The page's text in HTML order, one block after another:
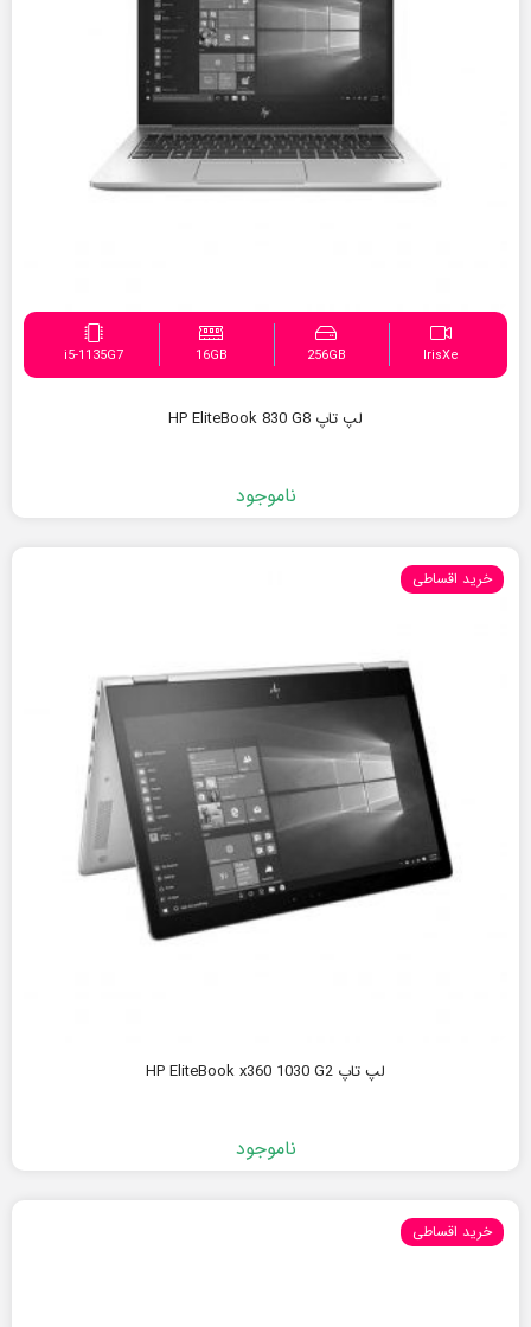
IrisXe
256GB
16GB
i5-1135G7
لپ تاپ HP EliteBook 830 G8
ناموجود
خرید اقساطی
لپ تاپ HP EliteBook x360 1030 G2
ناموجود
خرید اقساطی